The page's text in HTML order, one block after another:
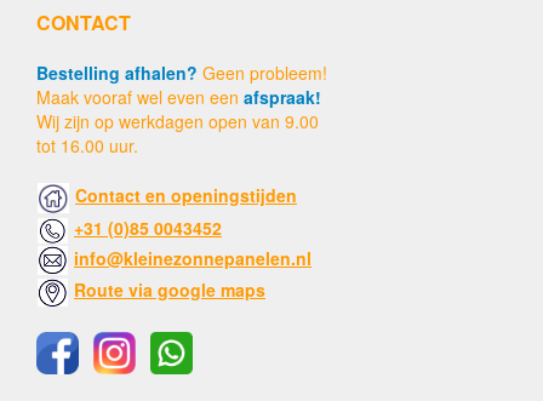
CONTACT
Bestelling afhalen? Geen probleem!
Maak vooraf wel even een afspraak!
Wij zijn op werkdagen open van 9.00
tot 16.00 uur.
Contact en openingstijden
+31 (0)85 0043452
info@kleinezonnepanelen.nl
Route via google maps